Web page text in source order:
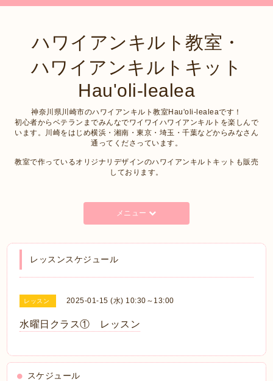
ハワイアンキルト教室・
ハワイアンキルトキット
Hau'oli-lealea
神奈川県川崎市のハワイアンキルト教室Hau'oli-lealeaです！
初心者からベテランまでみんなでワイワイハワイアンキルトを楽しんで
います。川崎をはじめ横浜・湘南・東京・埼玉・千葉などからみなさん
通ってくださっています。
教室で作っているオリジナリデザインのハワイアンキルトキットも販売
しております。
メニュー
レッスンスケジュール
レッスン 2025-01-15 (水) 10:30～13:00
水曜日クラス① レッスン
スケジュール